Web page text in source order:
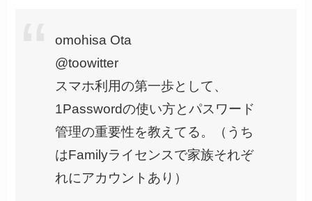
omohisa Ota
@toowitter
スマホ利用の第一歩として、
1Passwordの使い方とパスワード
管理の重要性を教えてる。（うち
はFamilyライセンスで家族それぞ
れにアカウントあり）